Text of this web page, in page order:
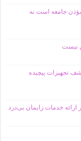
جامعه است نه
نیست
تجهیزات پیچیده